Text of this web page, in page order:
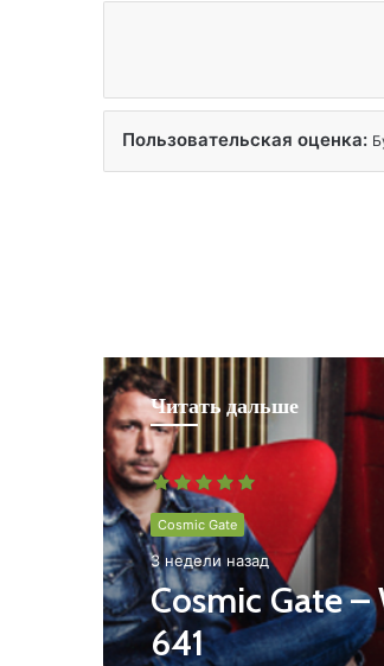
Пользовательская оценка:
Читать дальше
Cosmic Gate
3 недели назад
Cosmic Gate
641